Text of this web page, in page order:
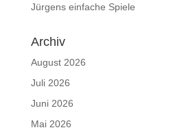
Jürgens einfache Spiele
Archiv
August 2026
Juli 2026
Juni 2026
Mai 2026